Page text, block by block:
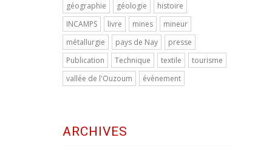
géographie
géologie
histoire
INCAMPS
livre mines
mineur
métallurgie
pays de Nay
presse
Publication
Technique textile
tourisme
vallée de l'Ouzoum
évènement
ARCHIVES